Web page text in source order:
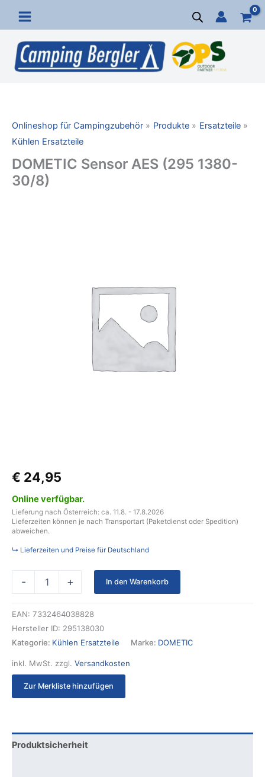
Inhalt
springen
Onlineshop für Campingzubehör Produkte
Ersatzteile
Kühlen Ersatzteile
DOMETIC Sensor AES (295 1380-
30/8)
€ 24,95
Online verfügbar.
Lieferung nach Österreich: ca. 11.8. - 17.8.2026
Lieferzeiten können je nach Transportart (Paketdienst oder Spedition)
abweichen.
↳ Lieferzeiten und Preise für Deutschland
- + In den Warenkorb
EAN: 7332464038828
Hersteller ID: 295138030
Kategorie: Kühlen Ersatzteile Marke: DOMETIC
inkl. MwSt. zzgl. Versandkosten
Zur Merkliste hinzufügen
Produktsicherheit